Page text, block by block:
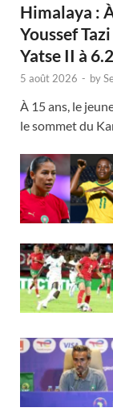
Himalaya :
Youssef
Yatse II à
5 août 2026 - by
À 15 ans, le
le sommet du